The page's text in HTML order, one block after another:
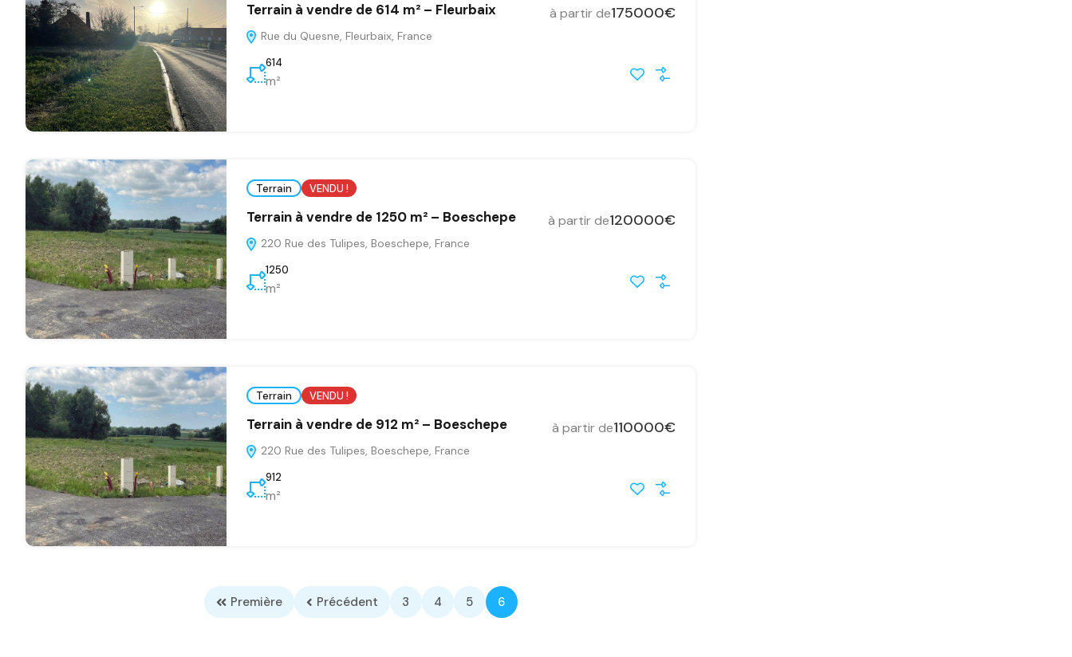
Terrain à vendre de 614 m² – Fleurbaix
Rue du Quesne, Fleurbaix, France
à partir de175000€
614
m²
Terrain VENDU !
Terrain à vendre de 1250 m² – Boeschepe
220 Rue des Tulipes, Boeschepe, France
à partir de120000€
1250
m²
Terrain VENDU !
Terrain à vendre de 912 m² – Boeschepe
220 Rue des Tulipes, Boeschepe, France
à partir de110000€
912
m²
Première Précédent 3 4 5 6